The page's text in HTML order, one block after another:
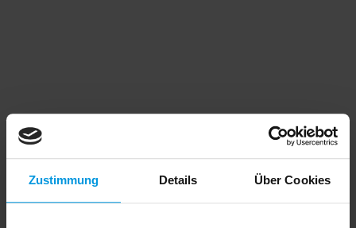
Zustimmung Details Über Cookies
360-Grad-Marketing (SEM, SEA, Print, SocialMedia).
ERFAHREN SIE MEHR